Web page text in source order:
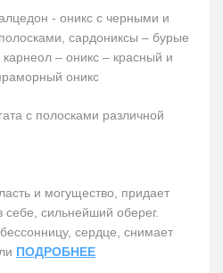
- оникс с черными и
сардониксы – бурые
– оникс – красный и
оникс
с полосками различной
и могущество, придает
себе, сильнейший оберег.
сердце, снимает
ПОДРОБНЕЕ